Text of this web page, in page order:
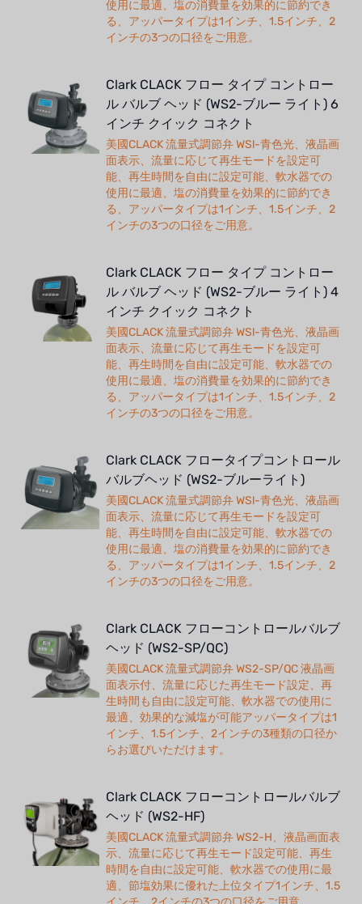
使用に最適、塩の消費量を効果的に節約でき
る、アッパータイプは1インチ、1.5インチ、2
インチの3つの口径をご用意。
Clark CLACK フロー タイプ コントロー
ル バルブ ヘッド (WS2-ブルー ライト) 6
インチ クイック コネクト
美國CLACK 流量式調節弁 WSl-青色光、液晶画
面表示、流量に応じて再生モードを設定可
能、再生時間を自由に設定可能、軟水器での
使用に最適、塩の消費量を効果的に節約でき
る、アッパータイプは1インチ、1.5インチ、2
インチの3つの口径をご用意。
Clark CLACK フロー タイプ コントロー
ル バルブ ヘッド (WS2-ブルー ライト) 4
インチ クイック コネクト
美國CLACK 流量式調節弁 WSl-青色光、液晶画
面表示、流量に応じて再生モードを設定可
能、再生時間を自由に設定可能、軟水器での
使用に最適、塩の消費量を効果的に節約でき
る、アッパータイプは1インチ、1.5インチ、2
インチの3つの口径をご用意。
Clark CLACK フロータイプコントロール
バルブヘッド (WS2-ブルーライト)
美國CLACK 流量式調節弁 WSl-青色光、液晶画
面表示、流量に応じて再生モードを設定可
能、再生時間を自由に設定可能、軟水器での
使用に最適、塩の消費量を効果的に節約でき
る、アッパータイプは1インチ、1.5インチ、2
インチの3つの口径をご用意。
Clark CLACK フローコントロールバルブ
ヘッド (WS2-SP/QC)
美國CLACK 流量式調節弁 WS2-SP/QC 液晶画
面表示付、流量に応じた再生モード設定、再
生時間も自由に設定可能、軟水器での使用に
最適、効果的な減塩が可能アッパータイプは1
インチ、1.5インチ、2インチの3種類の口径か
らお選びいただけます。
Clark CLACK フローコントロールバルブ
ヘッド (WS2-HF)
美國CLACK 流量式調節弁 WS2-H、液晶画面表
示、流量に応じて再生モード設定可能、再生
時間を自由に設定可能、軟水器での使用に最
適、節塩効果に優れた上位タイプ1インチ、1.5